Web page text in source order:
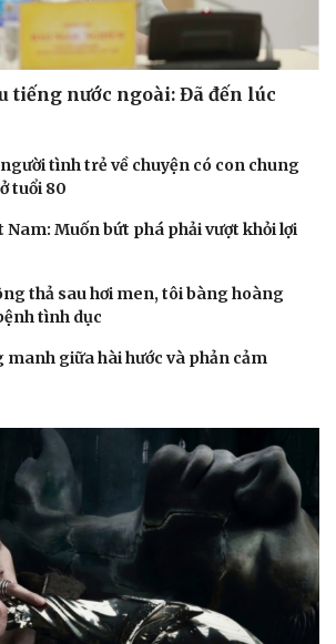
Thời trang
tiếng nước ngoài: Đã đến lúc
tình trẻ về chuyện có con chung
tuổi 80
Nam: Muốn bứt phá phải vượt khỏi lợi
thả sau hơi men, tôi bàng hoàng
tình dục
manh giữa hài hước và phản cảm